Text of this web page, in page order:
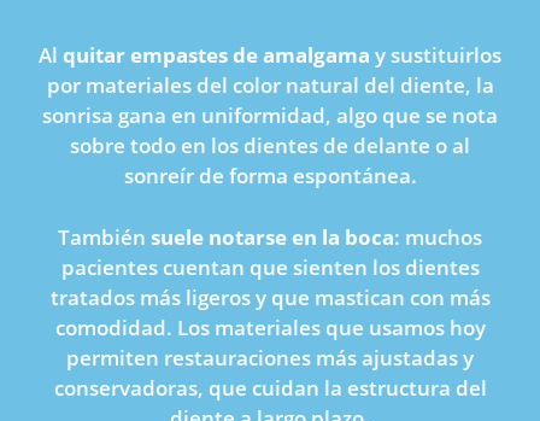
Al quitar empastes de amalgama y sustituirlos
por materiales del color natural del diente, la
sonrisa gana en uniformidad, algo que se nota
sobre todo en los dientes de delante o al
sonreír de forma espontánea.
También suele notarse en la boca: muchos
pacientes cuentan que sienten los dientes
tratados más ligeros y que mastican con más
comodidad. Los materiales que usamos hoy
permiten restauraciones más ajustadas y
conservadoras, que cuidan la estructura del